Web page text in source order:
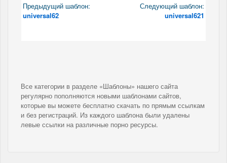
Предыдущий шаблон:
universal62
Следующий шаблон:
universal621
Все категории в разделе «Шаблоны» нашего сайта
регулярно пополняются новыми шаблонами сайтов,
которые вы можете бесплатно скачать по прямым ссылкам
и без регистраций. Из каждого шаблона были удалены
левые ссылки на различные порно ресурсы.